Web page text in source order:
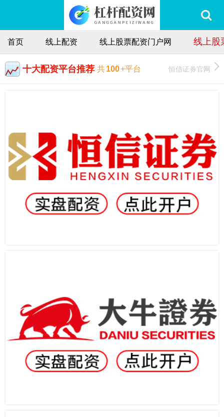
首页 线上配资 线上股票配资门户网 线上股
十大配资平台推荐 共100+平台 恒信证券官网